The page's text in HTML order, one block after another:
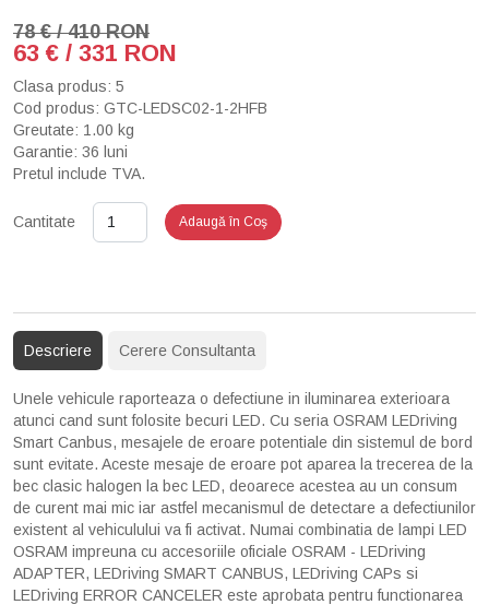
78 € / 410 RON
63 € / 331 RON
Clasa produs: 5
Cod produs: GTC-LEDSC02-1-2HFB
Greutate: 1.00 kg
Garantie: 36 luni
Pretul include TVA.
Cantitate Adaugă în Coş
Descriere Cerere Consultanta
Unele vehicule raporteaza o defectiune in iluminarea exterioara
atunci cand sunt folosite becuri LED. Cu seria OSRAM LEDriving
Smart Canbus, mesajele de eroare potentiale din sistemul de bord
sunt evitate. Aceste mesaje de eroare pot aparea la trecerea de la
bec clasic halogen la bec LED, deoarece acestea au un consum
de curent mai mic iar astfel mecanismul de detectare a defectiunilor
existent al vehiculului va fi activat. Numai combinatia de lampi LED
OSRAM impreuna cu accesoriile oficiale OSRAM - LEDriving
ADAPTER, LEDriving SMART CANBUS, LEDriving CAPs si
LEDriving ERROR CANCELER este aprobata pentru functionarea